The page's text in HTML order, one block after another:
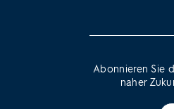
Abonnieren Sie
naher